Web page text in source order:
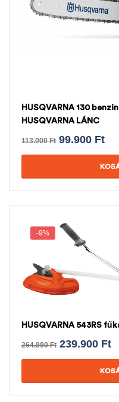
HUSQVARNA 130
HUSQVARNA LÁNC
113.000Ft 99.900 Ft
-9%
HUSQVARNA 543RS
264.990Ft 239.900 Ft